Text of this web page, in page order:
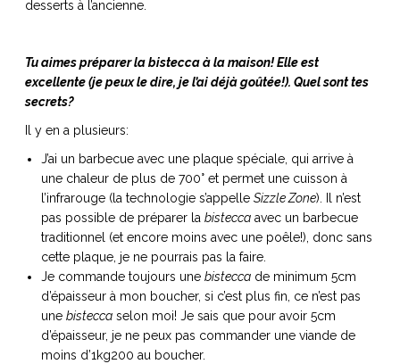
desserts à l’ancienne.
Tu aimes préparer la bistecca à la maison! Elle est
excellente (je peux le dire, je l’ai déjà goûtée!). Quel sont tes
secrets?
Il y en a plusieurs:
J’ai un barbecue avec une plaque spéciale, qui arrive à
une chaleur de plus de 700° et permet une cuisson à
l’infrarouge (la technologie s’appelle Sizzle Zone). Il n’est
pas possible de préparer la bisteccaavec un barbecue
traditionnel (et encore moins avec une poêle!), donc sans
cette plaque, je ne pourrais pas la faire.
Je commande toujours une bisteccade minimum 5cm
d’épaisseur à mon boucher, si c’est plus fin, ce n’est pas
une bisteccaselon moi! Je sais que pour avoir 5cm
d’épaisseur, je ne peux pas commander une viande de
moins d’1kg200 au boucher.